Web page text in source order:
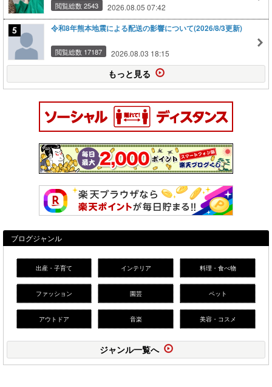
閲覧総数 2543 2026.08.05 07:42
令和8年熊本地震による配送の影響について(2026/8/3更新)
閲覧総数 17187 2026.08.03 18:15
もっと見る
ブログジャンル
出産・子育て インテリア 料理・食べ物
ファッション 園芸 ペット
アウトドア 音楽 美容・コスメ
ジャンル一覧へ